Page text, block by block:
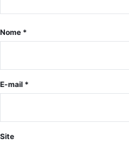
Nome *
E-mail *
Site